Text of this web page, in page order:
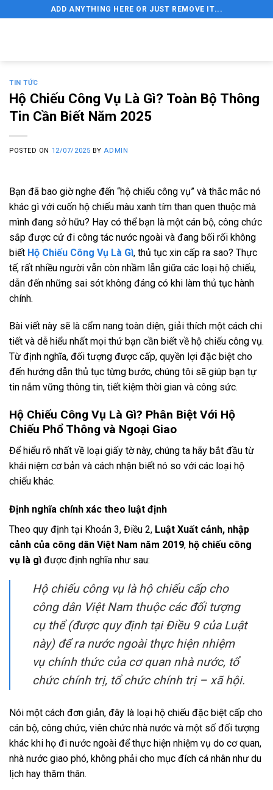
to
ADD ANYTHING HERE OR JUST REMOVE IT...
TIN TỨC
Hộ Chiếu Công Vụ Là Gì? Toàn Bộ Thông
Tin Cần Biết Năm 2025
POSTED ON 12/07/2025 BY ADMIN
Bạn đã bao giờ nghe đến “hộ chiếu công vụ” và thắc mắc nó
khác gì với cuốn hộ chiếu màu xanh tím than quen thuộc mà
mình đang sở hữu? Hay có thể bạn là một cán bộ, công chức
sắp được cử đi công tác nước ngoài và đang bối rối không
biết Hộ Chiếu Công Vụ Là Gì, thủ tục xin cấp ra sao? Thực
tế, rất nhiều người vẫn còn nhầm lẫn giữa các loại hộ chiếu,
dẫn đến những sai sót không đáng có khi làm thủ tục hành
chính.
Bài viết này sẽ là cẩm nang toàn diện, giải thích một cách chi
tiết và dễ hiểu nhất mọi thứ bạn cần biết về hộ chiếu công vụ.
Từ định nghĩa, đối tượng được cấp, quyền lợi đặc biệt cho
đến hướng dẫn thủ tục từng bước, chúng tôi sẽ giúp bạn tự
tin nắm vững thông tin, tiết kiệm thời gian và công sức.
Hộ Chiếu Công Vụ Là Gì? Phân Biệt Với Hộ
Chiếu Phổ Thông và Ngoại Giao
Để hiểu rõ nhất về loại giấy tờ này, chúng ta hãy bắt đầu từ
khái niệm cơ bản và cách nhận biết nó so với các loại hộ
chiếu khác.
Định nghĩa chính xác theo luật định
Theo quy định tại Khoản 3, Điều 2, Luật Xuất cảnh, nhập
cảnh của công dân Việt Nam năm 2019, hộ chiếu công
vụ là gì được định nghĩa như sau:
Hộ chiếu công vụ là hộ chiếu cấp cho
công dân Việt Nam thuộc các đối tượng
cụ thể (được quy định tại Điều 9 của Luật
này) để ra nước ngoài thực hiện nhiệm
vụ chính thức của cơ quan nhà nước, tổ
chức chính trị, tổ chức chính trị – xã hội.
Nói một cách đơn giản, đây là loại hộ chiếu đặc biệt cấp cho
cán bộ, công chức, viên chức nhà nước và một số đối tượng
khác khi họ đi nước ngoài để thực hiện nhiệm vụ do cơ quan,
nhà nước giao phó, không phải cho mục đích cá nhân như du
lịch hay thăm thân.